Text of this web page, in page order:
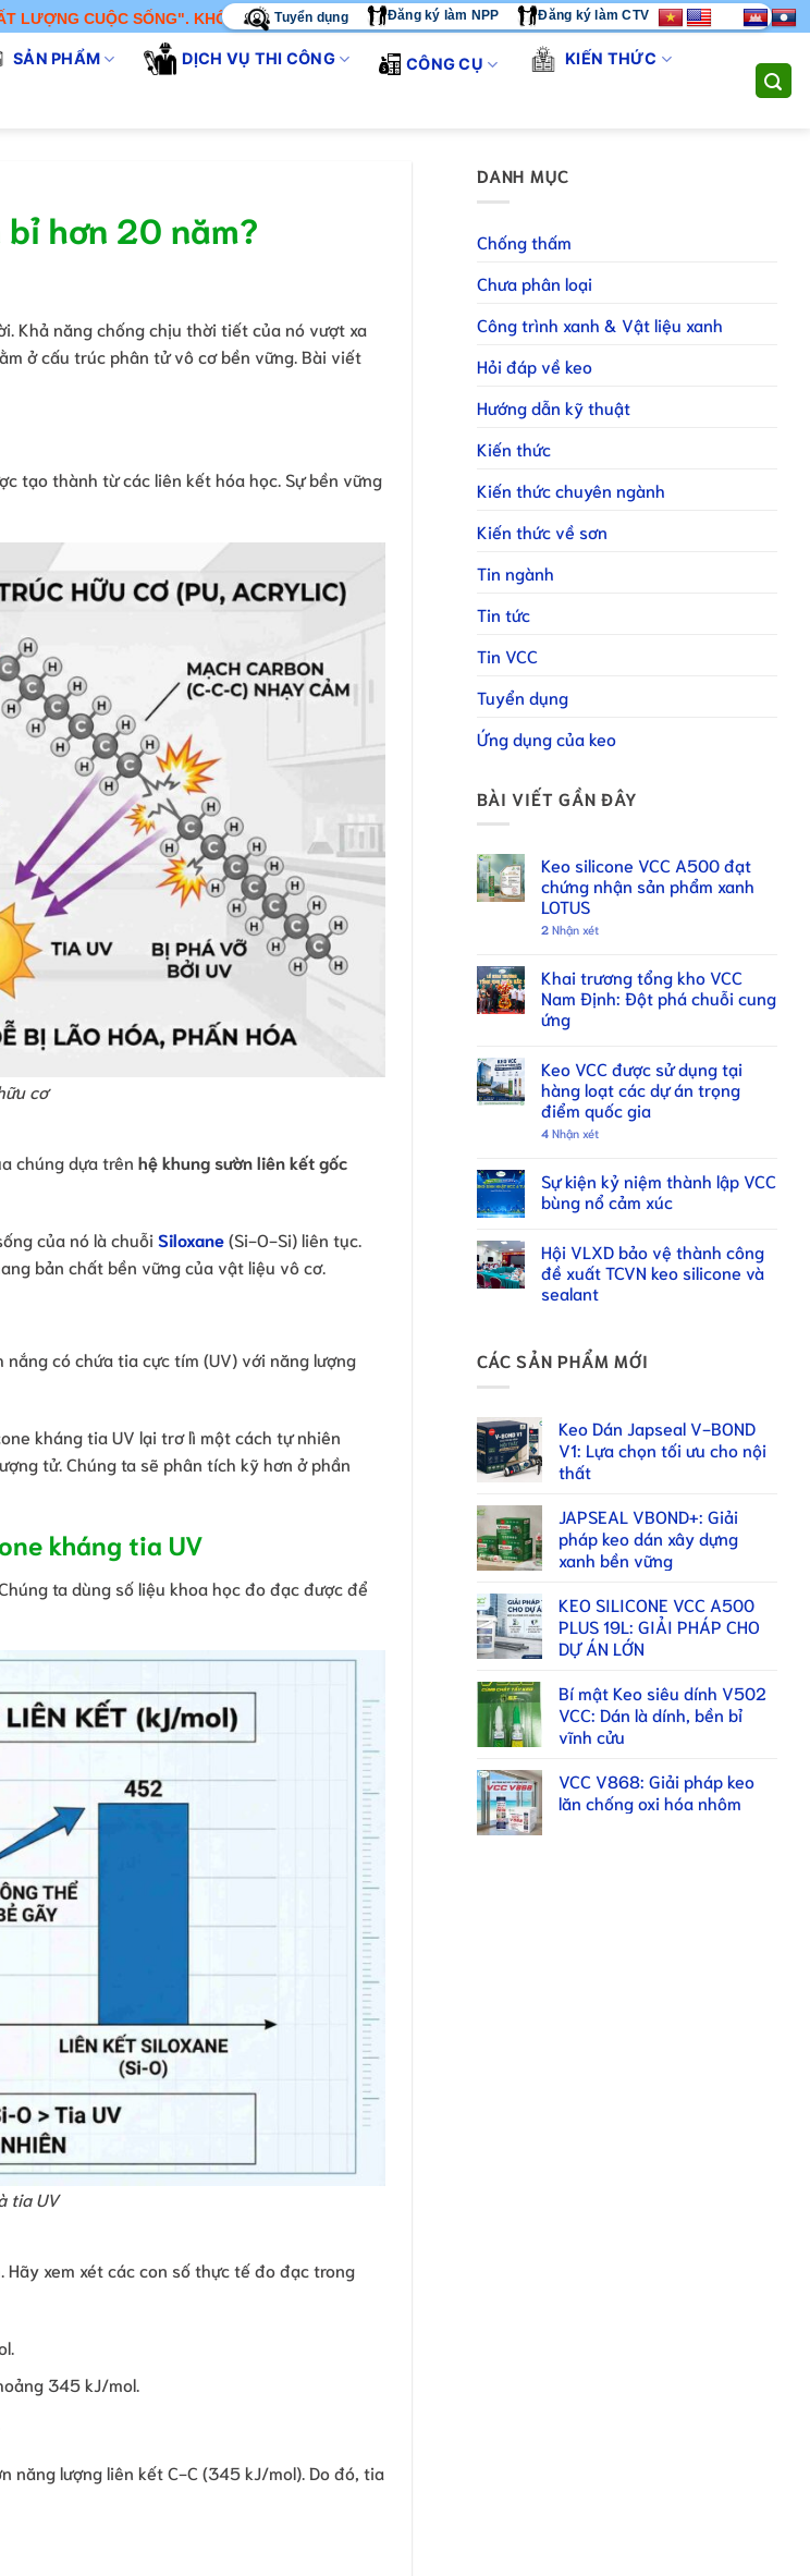
CUỘC SỐNG". KHÔNG CHỈ BÁN SẢN PHẨM - CHÚNG TÔI CUNG CẤP GIẢI PHÁP THI CÔNG TOÀN DIỆN.
Tuyển dụng Đăng ký làm NPP Đăng ký làm CTV
SẢN PHẨM DỊCH VỤ THI CÔNG CÔNG CỤ KIẾN THỨC
hơn 20 năm?
Khả năng chống chịu thời tiết của nó vượt xa
ở cấu trúc phân tử vô cơ bền vững. Bài viết
tạo thành từ các liên kết hóa học. Sự bền vững
cơ
chúng dựa trên hệ khung sườn liên kết gốc
của nó là chuỗi Siloxane(Si-O-Si) liên tục.
bản chất bền vững của vật liệu vô cơ.
có chứa tia cực tím (UV) với năng lượng
kháng tia UV lại trơ lì một cách tự nhiên
tử. Chúng ta sẽ phân tích kỹ hơn ở phần
kháng tia UV
ta dùng số liệu khoa học đo đạc được để
tia UV
xem xét các con số thực tế đo đạc trong
345 kJ/mol.
năng lượng liên kết C-C (345 kJ/mol). Do đó, tia
DANH MỤC
Chống thấm
Chưa phân loại
Công trình xanh & Vật liệu xanh
Hỏi đáp về keo
Hướng dẫn kỹ thuật
Kiến thức
Kiến thức chuyên ngành
Kiến thức về sơn
Tin ngành
Tin tức
Tin VCC
Tuyển dụng
Ứng dụng của keo
BÀI VIẾT GẦN ĐÂY
Keo silicone VCC A500 đạt
chứng nhận sản phẩm xanh
LOTUS
2 Nhận xét
Khai trương tổng kho VCC
Nam Định: Đột phá chuỗi cung
ứng
Keo VCC được sử dụng tại
hàng loạt các dự án trọng
điểm quốc gia
4 Nhận xét
Sự kiện kỷ niệm thành lập VCC
bùng nổ cảm xúc
Hội VLXD bảo vệ thành công
đề xuất TCVN keo silicone và
sealant
CÁC SẢN PHẨM MỚI
Keo Dán Japseal V-BOND
V1: Lựa chọn tối ưu cho nội
thất
JAPSEAL VBOND+: Giải
pháp keo dán xây dựng
xanh bền vững
KEO SILICONE VCC A500
PLUS 19L: GIẢI PHÁP CHO
DỰ ÁN LỚN
Bí mật Keo siêu dính V502
VCC: Dán là dính, bền bỉ
vĩnh cửu
VCC V868: Giải pháp keo
lăn chống oxi hóa nhôm